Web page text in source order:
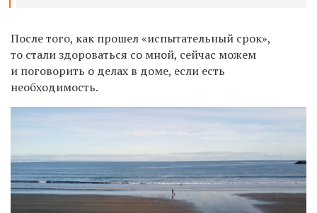
После того, как прошел «испытательный срок»,
то стали здороваться со мной, сейчас можем
и поговорить о делах в доме, если есть
необходимость.